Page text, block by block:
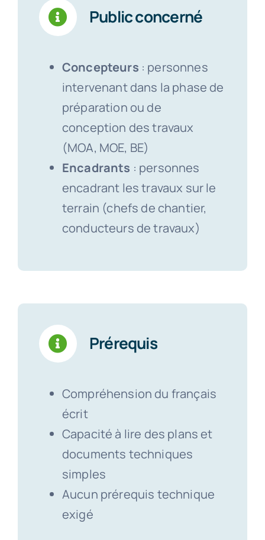
Public concerné
Concepteurs : personnes
intervenant dans la phase de
préparation ou de
conception des travaux
(MOA, MOE, BE)
Encadrants : personnes
encadrant les travaux sur le
terrain (chefs de chantier,
conducteurs de travaux)
Prérequis
Compréhension du français
écrit
Capacité à lire des plans et
documents techniques
simples
Aucun prérequis technique
exigé